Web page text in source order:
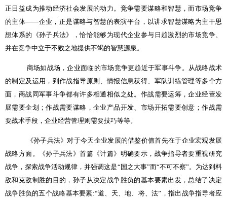
正日益成为推动经济社会发展的动力。竞争需要谋略和智慧，而市场竞争
的主体——企业，正是谋略与智慧的表演平台，以讲求智慧谋略为主干思
想体系的《孙子兵法》，恰恰能够为现代企业参与日趋激烈的市场竞争、
并在竞争中立于不败之地提供不竭的智慧源泉。
商场如战场，企业面临的市场竞争更趋近于军事斗争。从战略战术
的制定及运用，到作战指导原则、情报信息获得、军队训练管理等多个方
面，商战同军事斗争都有许多相通相似之处。作战需要运筹，企业经营发
展需要企划；作战需要谋略，企业产品开发、市场开拓需要创意；作战需
要战术手段，企业经营管理则需要技巧等等。
《孙子兵法》对于今天企业发展的借鉴价值首先在于企业宏观发展
战略方面。《孙子兵法》首篇《计篇》明确要示，战争指导者要重视研究
战争，探索战争活动规律，并强调这是“国之大事”而“不可不察”。为达到料
敌和克敌制胜的目的，孙子从决定战争胜负的基本要素出发，总结了决定
战争胜负的五个战略基本要素:“道、天、地、将、法”，指出战争指导者应